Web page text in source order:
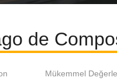
de
Mükemmel